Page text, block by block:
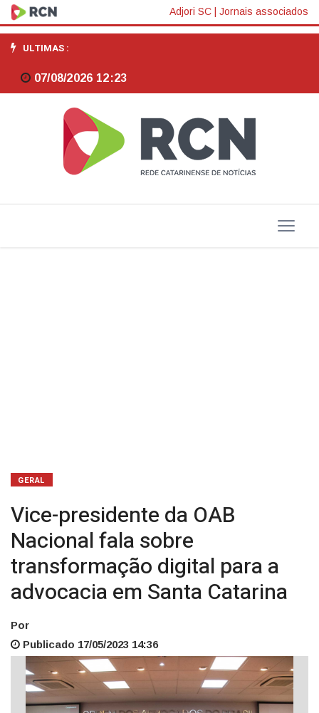
Vice-
presidente
da
Nacional
sobre
Adjori SC Jornais associados
ULTIMAS :
07/08/2026 12:23
GERAL
Vice-presidente da OAB
Nacional fala sobre
transformação digital para a
advocacia em Santa Catarina
Por
Publicado 17/05/2023 14:36